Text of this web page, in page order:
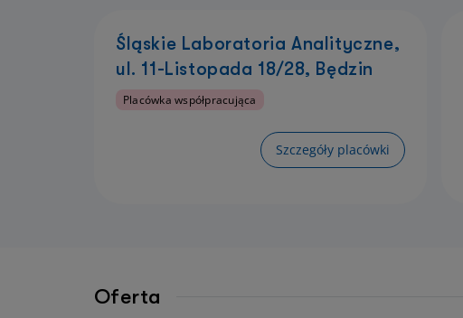
Śląskie Laboratoria Analityczne,
ul. 11-Listopada 18/28, Będzin
Placówka współpracująca
Szczegóły placówki
Oferta